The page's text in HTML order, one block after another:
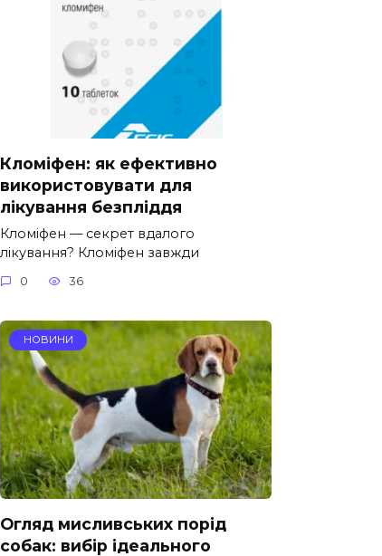
Кломіфен: як ефективно
використовувати для
лікування безпліддя
Кломіфен — секрет вдалого
лікування? Кломіфен завжди
0 36
НОВИНИ
Огляд мисливських порід
собак: вибір ідеального